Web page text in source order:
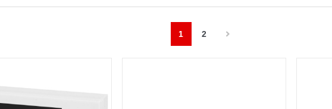
1 2